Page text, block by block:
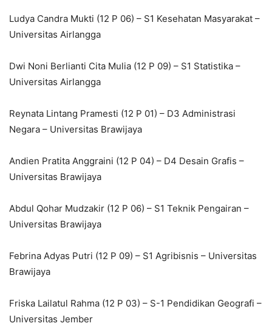
Ludya Candra Mukti (12 P 06) – S1 Kesehatan Masyarakat –
Universitas Airlangga
Dwi Noni Berlianti Cita Mulia (12 P 09) – S1 Statistika –
Universitas Airlangga
Reynata Lintang Pramesti (12 P 01) – D3 Administrasi
Negara – Universitas Brawijaya
Andien Pratita Anggraini (12 P 04) – D4 Desain Grafis –
Universitas Brawijaya
Abdul Qohar Mudzakir (12 P 06) – S1 Teknik Pengairan –
Universitas Brawijaya
Febrina Adyas Putri (12 P 09) – S1 Agribisnis – Universitas
Brawijaya
Friska Lailatul Rahma (12 P 03) – S-1 Pendidikan Geografi –
Universitas Jember